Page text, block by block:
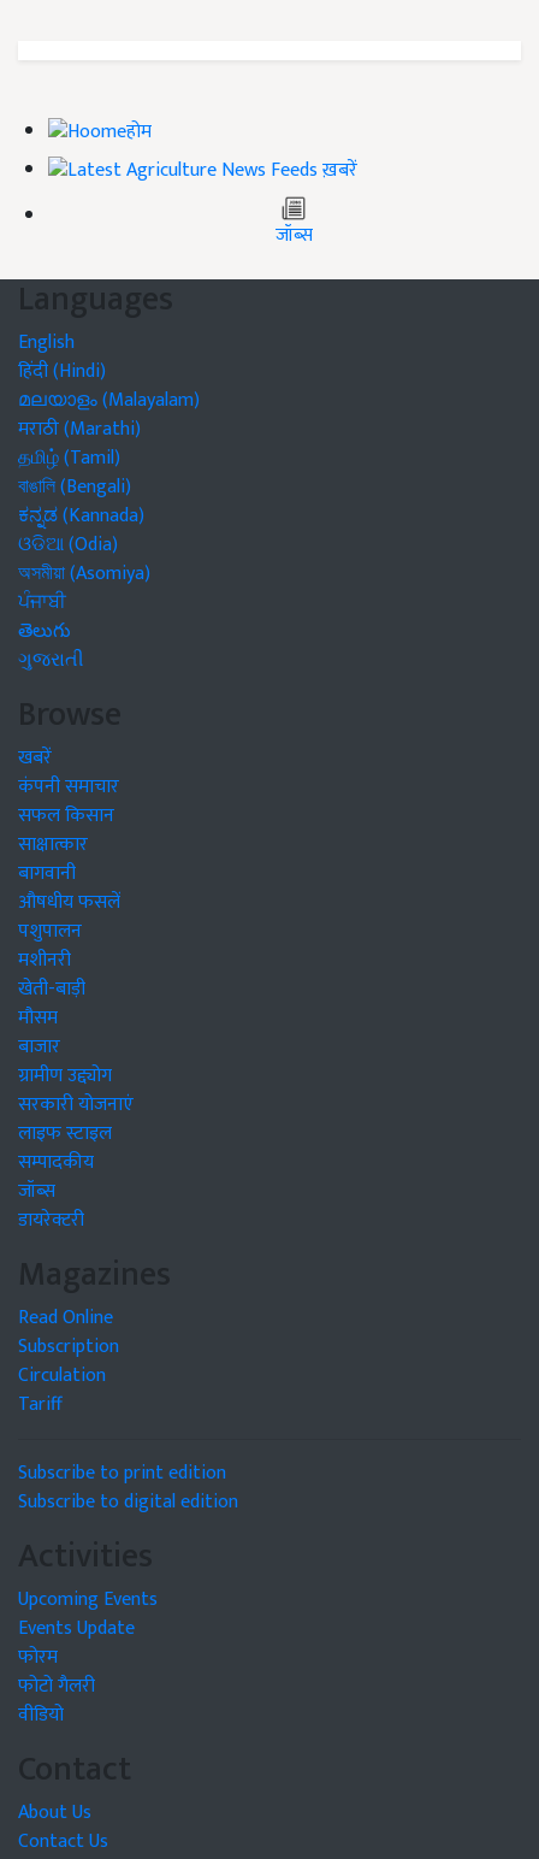
होम
ख़बरें
जॉब्स
Languages
English
हिंदी (Hindi)
മലയാളം (Malayalam)
मराठी (Marathi)
தமிழ் (Tamil)
বাঙালি (Bengali)
ಕನ್ನಡ (Kannada)
ଓଡିଆ (Odia)
অসমীয়া (Asomiya)
ਪੰਜਾਬੀ
తెలుగు
ગુજરાતી
Browse
खबरें
कंपनी समाचार
सफल किसान
साक्षात्कार
बागवानी
औषधीय फसलें
पशुपालन
मशीनरी
खेती-बाड़ी
मौसम
बाजार
ग्रामीण उद्द्योग
सरकारी योजनाएं
लाइफ स्टाइल
सम्पादकीय
जॉब्स
डायरेक्टरी
Magazines
Read Online
Subscription
Circulation
Tariff
Subscribe to print edition
Subscribe to digital edition
Activities
Upcoming Events
Events Update
फोरम
फोटो गैलरी
वीडियो
Contact
About Us
Contact Us